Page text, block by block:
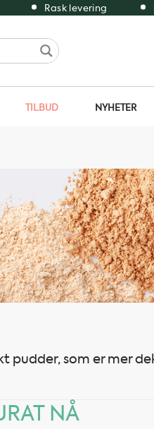
Rask levering
TILBUD NYHETER
som er mer
NÅ